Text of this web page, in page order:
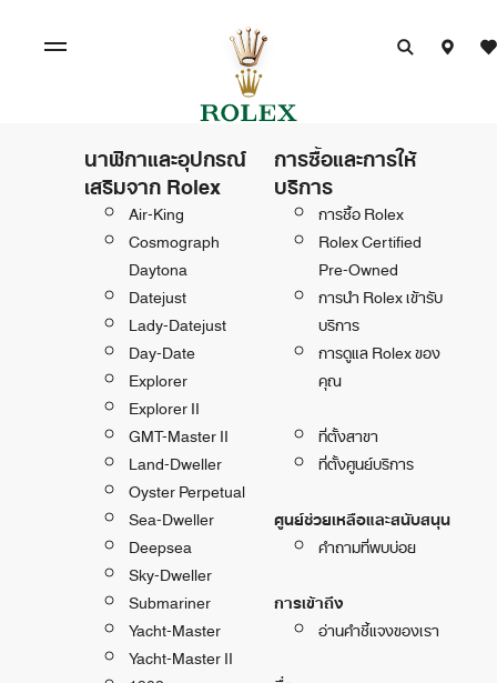
นาฬิกาและอุปกรณ์
เสริมจาก Rolex
Air-King
Cosmograph
Daytona
Datejust
Lady-Datejust
Day-Date
Explorer
Explorer II
GMT-Master II
Land-Dweller
Oyster Perpetual
Sea-Dweller
Deepsea
Sky-Dweller
Submariner
Yacht-Master
Yacht-Master II
การซื้อและการให้
บริการ
การซื้อ Rolex
Rolex Certified
Pre-Owned
การนำ Rolex เข้ารับ
บริการ
การดูแล Rolex ของ
คุณ
ที่ตั้งสาขา
ที่ตั้งศูนย์บริการ
ศูนย์ช่วยเหลือและสนับสนุน
คำถามที่พบบ่อย
การเข้าถึง
อ่านคำชี้แจงของเรา